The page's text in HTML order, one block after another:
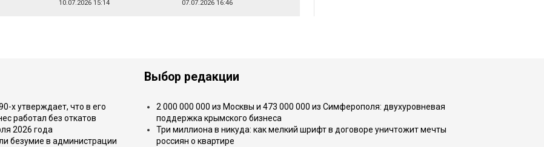
10.07.2026 15:14 07.07.2026 16:46
х утверждает, что в его
работал без откатов
2026 года
безумие в администрации
Выбор редакции
2 000 000 000 из Москвы и 473 000 000 из Симферополя: двухуровневая
поддержка крымского бизнеса
Три миллиона в никуда: как мелкий шрифт в договоре уничтожит мечты
россиян о квартире